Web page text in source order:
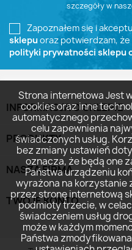
szczegóły w
Zapoznałem się i
sklepuoraz potwierdzam, że
polityki prywatności sklepu
INFORMACJA O SKLEPIE
PRODUKTY
NASZA FIRMA
TWOJE KONTO
Strona internetowa Jest
cookies oraz inne
automatycznego
celu zapewnienia
świadczonych usług.
bez zmiany ustawień
oznacza, że będą one
Państwa urządzeniu
wyrażona na korzystanie
przez stronę internetową
podmioty trzecie, w
świadczeniem usług
może w każdym
Państwa